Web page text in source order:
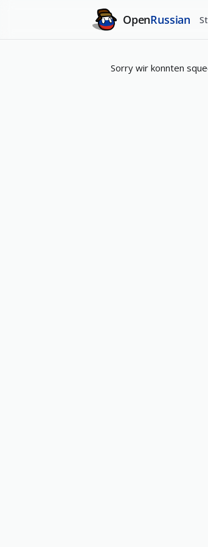
OpenRussian
Sorry wir konnten